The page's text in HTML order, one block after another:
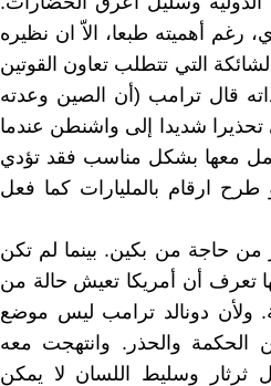
أهميته طبعا، الاّ ان نظيره
التي تتطلب تعاون القوتين
قال ترامب (أن الصين وعدته
تحذيرا شديدا إلى واشنطن عندما
معها بشكل مناسب فقد تؤدي
ارقام بالمليارات كما فعل
من حاجة من بكين. بينما لم تكن
تعرف أن أمريكا تعيش حالة من
ولأن دونالد ترامب ليس موضع
الحكمة والحذر. وانتهجت معه
وسليط اللسان لا يمكن